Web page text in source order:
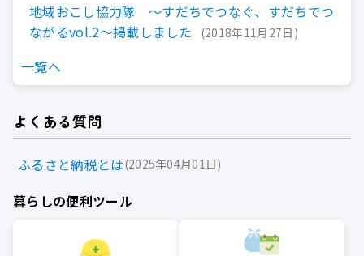
地域おこし協力隊 ～すだちでつなぐ、すだちでつ
ながるvol.2～掲載しました
2018年11月27日
一覧へ
よくある質問
ふるさと納税とは 2025年04月01日
暮らしの便利ツール